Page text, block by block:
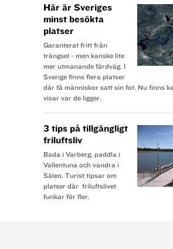
Här är Sveriges
minst besökta
platser
Garanterat fritt från
trängsel - men kanske lite
mer utmanande färdväg. I
Sverige finns flera platser
där få människor satt sin fot. Nu finns
visar var de ligger.
3 tips på tillgängligt
friluftsliv
Bada i Varberg, paddla i
Vallentuna och vandra i
Sälen. Turist tipsar om
platser där friluftslivet
funkar för fler.